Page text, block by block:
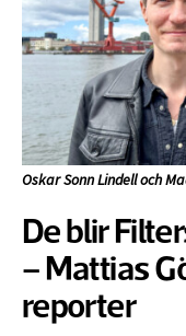
Oskar Sonn Lindell och
De blir
– Mattias
reporter